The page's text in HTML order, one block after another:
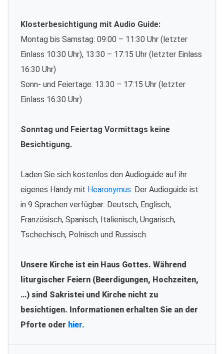
Klosterbesichtigung mit Audio Guide:
Montag bis Samstag: 09:00 – 11:30 Uhr (letzter
Einlass 10:30 Uhr), 13:30 – 17:15 Uhr (letzter Einlass
16:30 Uhr)
Sonn- und Feiertage: 13:30 – 17:15 Uhr (letzter
Einlass 16:30 Uhr)
Sonntag und Feiertag Vormittags keine
Besichtigung.
Laden Sie sich kostenlos den Audioguide auf ihr
eigenes Handy mit Hearonymus. Der Audioguide ist
in 9 Sprachen verfügbar: Deutsch, Englisch,
Französisch, Spanisch, Italienisch, Ungarisch,
Tschechisch, Polnisch und Russisch.
Unsere Kirche ist ein Haus Gottes. Während
liturgischer Feiern (Beerdigungen, Hochzeiten,
…) sind Sakristei und Kirche nicht zu
besichtigen. Informationen erhalten Sie an der
Pforte oder hier.